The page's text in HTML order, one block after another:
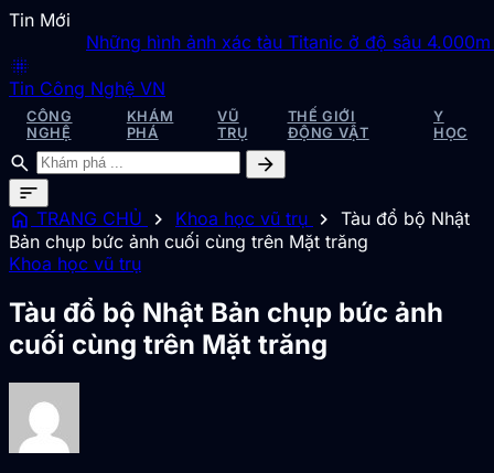
Tin Mới
Những hình ảnh xác tàu Titanic ở độ sâu 4.000m
blur_on
Tin Công Nghệ VN
CÔNG
NGHỆ
KHÁM
PHÁ
VŨ
TRỤ
THẾ GIỚI
ĐỘNG VẬT
Y
HỌC
search
arrow_forward
sort
home TRANG CHỦ chevron_right Khoa học vũ trụ chevron_right Tàu đổ bộ Nhật
Bản chụp bức ảnh cuối cùng trên Mặt trăng
Khoa học vũ trụ
Tàu đổ bộ Nhật Bản chụp bức ảnh
cuối cùng trên Mặt trăng